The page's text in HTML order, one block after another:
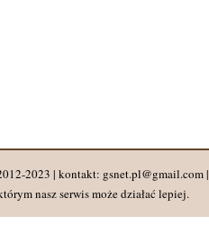
2023 | kontakt: gsnet.pl@gmail.com |
nasz serwis może działać lepiej.